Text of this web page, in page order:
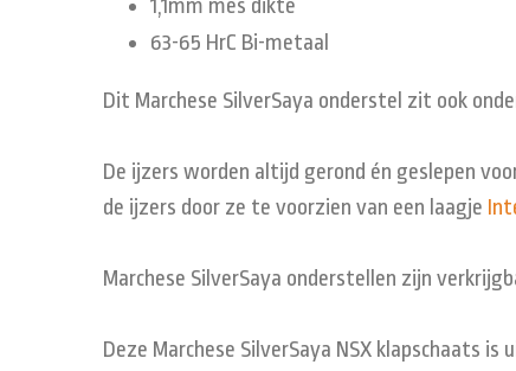
1,1mm mes dikte
63-65 HrC Bi-metaal
Dit Marchese SilverSaya onderstel zit ook
De ijzers worden altijd gerond én geslepen
de ijzers door ze te voorzien van een laagje
Marchese SilverSaya onderstellen zijn
Deze Marchese SilverSaya NSX klapschaats